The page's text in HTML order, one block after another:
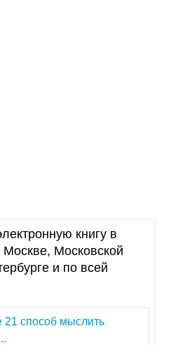
книгу в
Московской
и по всей
способ мыслить